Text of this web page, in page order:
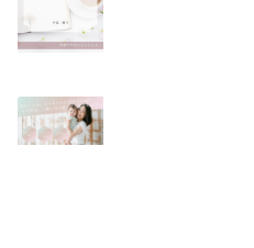
2026.01.08